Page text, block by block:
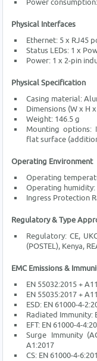
Power
Physical Interfaces
Ethernet: 5 x RJ45
Status LEDs: 1 x
Power: 1 x 2-pin
Physical Specification
Casing material:
Dimensions (W x H
Weight: 146.5 g
Mounting options:
flat surface
Operating Environment
Operating
Operating humidity:
Ingress Protection
Regulatory & Type
Regulatory: CE,
(POSTEL), Kenya,
EMC Emissions &
EN 55032:2015 +
EN 55035:2017 +
ESD: EN 61000-4-
Radiated Immunity:
EFT: EN 61000-4-
Surge Immunity
A1:2017
CS: EN 61000-4-